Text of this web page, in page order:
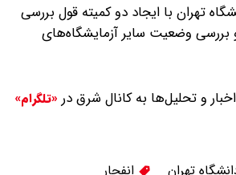
تهران با ایجاد دو کمیته قول بررسی
وضعیت سایر آزمایشگاه‌های
و تحلیل‌ها به کانال شرق در «تلگرام»
تهران انفجار